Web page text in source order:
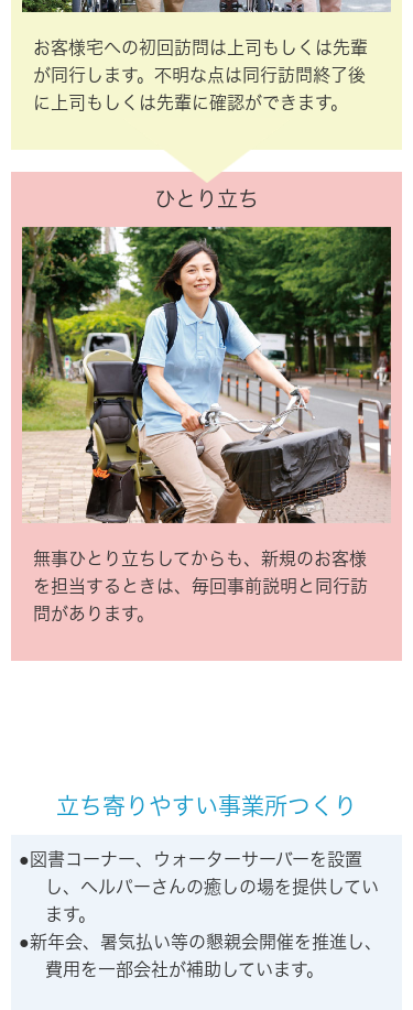
お客様宅への初回訪問は上司もしくは先輩
が同行します。不明な点は同行訪問終了後
に上司もしくは先輩に確認ができます。
ひとり立ち
無事ひとり立ちしてからも、新規のお客様
を担当するときは、毎回事前説明と同行訪
問があります。
立ち寄りやすい事業所つくり
図書コーナー、ウォーターサーバーを設置
し、ヘルパーさんの癒しの場を提供してい
ます。
新年会、暑気払い等の懇親会開催を推進し、
費用を一部会社が補助しています。